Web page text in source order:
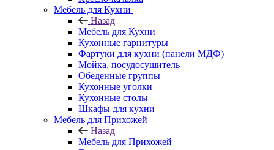
Мебель для Кухни
Назад
Мебель для Кухни
Кухонные гарнитуры
Фартуки для кухни (панели МДФ)
Мойка, посудосушитель
Обеденные группы
Кухонные уголки
Кухонные столы
Шкафы для кухни
Мебель для Прихожей
Назад
Мебель для Прихожей